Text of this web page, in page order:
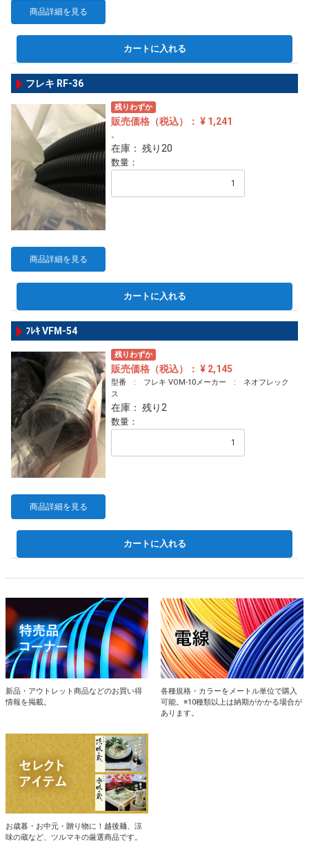
商品詳細を見る
カートに入れる
フレキ RF-36
商品詳細を見る
残りわずか
販売価格（税込）： ¥ 1,241
。
在庫： 残り20
数量：
カートに入れる
ﾌﾚｷ VFM-54
商品詳細を見る
残りわずか
販売価格（税込）： ¥ 2,145
型番 : フレキ VOM-10メーカー : ネオフレック
ス
在庫： 残り2
数量：
カートに入れる
新品・アウトレット商品などのお買い得
情報を掲載。
各種規格・カラーをメートル単位で購入
可能。※10種類以上は納期がかかる場合が
あります。
お歳暮・お中元・贈り物に！越後麺、涼
味の蔵など、ツルマキの厳選商品です。